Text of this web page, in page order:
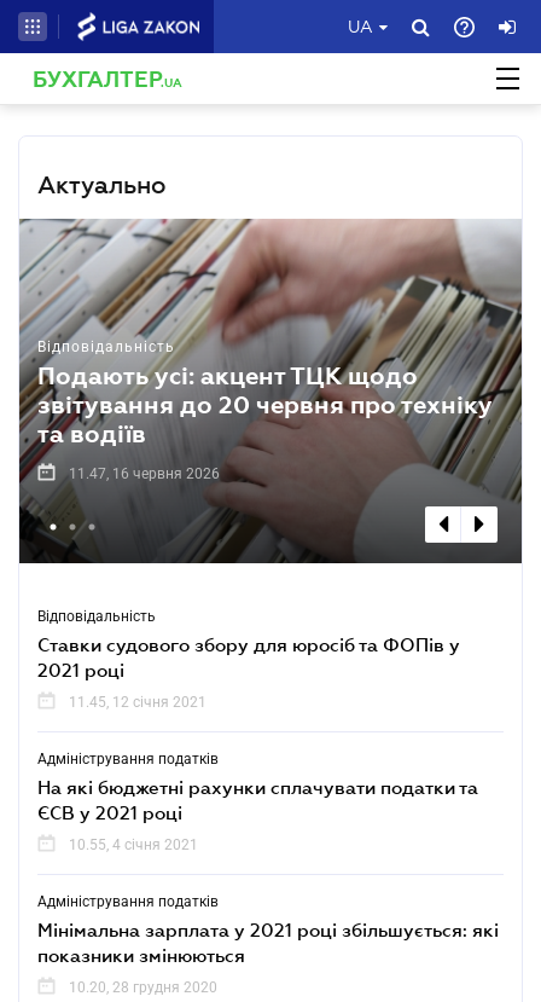
UA
БУХГАЛТЕР.UA
Актуально
Відповідальність
Подають усі: акцент ТЦК щодо
звітування до 20 червня про техніку
та водіїв
11.47, 16 червня 2026
Відповідальність
Cтавки судового збору для юросіб та ФОПів у
2021 році
11.45, 12 січня 2021
Адміністрування податків
На які бюджетні рахунки сплачувати податки та
ЄСВ у 2021 році
10.55, 4 січня 2021
Адміністрування податків
Мінімальна зарплата у 2021 році збільшується: які
показники змінюються
10.20, 28 грудня 2020